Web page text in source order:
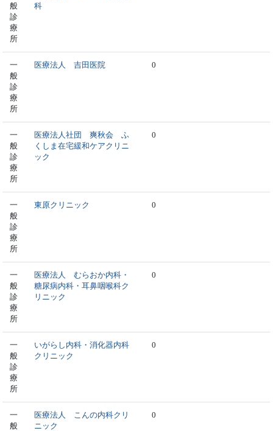
般
診
療
所
科
一
般
診
療
所
医療法人 吉田医院 0
一
般
診
療
所
医療法人社団 爽秋会 ふ
くしま在宅緩和ケアクリニ
ック
0
一
般
診
療
所
東原クリニック 0
一
般
診
療
所
医療法人 むらおか内科・
糖尿病内科・耳鼻咽喉科ク
リニック
0
一
般
診
療
所
いがらし内科・消化器内科
クリニック
0
一
般
医療法人 こんの内科クリ
ニック
0